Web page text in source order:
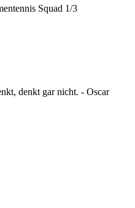
Squad 1/3
denkt gar nicht. - Oscar